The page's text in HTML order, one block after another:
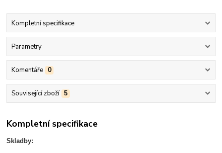
Kompletní specifikace
Parametry
Komentáře 0
Související zboží 5
Kompletní specifikace
Skladby: